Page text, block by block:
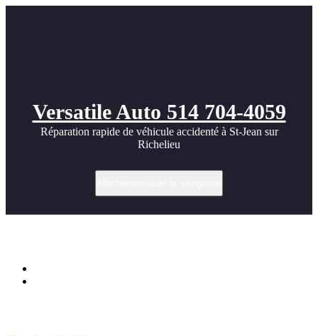
Versatile Auto 514 704-4059
Réparation rapide de véhicule accidenté à St-Jean sur
Richelieu